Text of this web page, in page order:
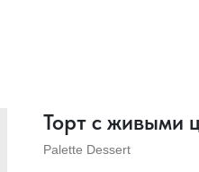
Торт с живыми
Palette Dessert